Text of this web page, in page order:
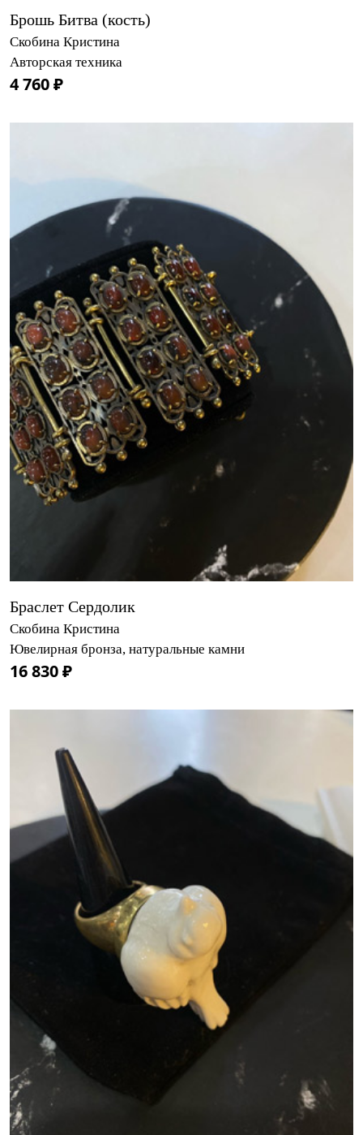
Брошь Битва (кость)
Скобина Кристина
Авторская техника
4 760 ₽
Браслет Сердолик
Скобина Кристина
Ювелирная бронза, натуральные камни
16 830 ₽